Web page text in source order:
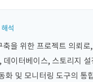
축을 위한 프로젝트 의뢰
데이터베이스, 스토리지
화 및 모니터링 도구의